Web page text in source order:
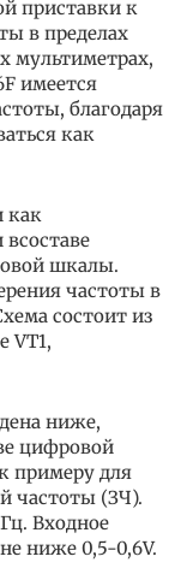
приставки к
в пределах
мультиметрах,
имеется
благодаря
как
как
всоставе
шкалы.
частоты в
состоит из
VТ1,
ниже,
цифровой
примеру для
частоты (ЗЧ).
Входное
ниже 0,5-0,6V.